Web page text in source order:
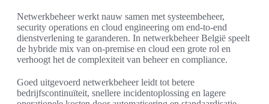
Netwerkbeheer werkt nauw samen met systeembeheer,
security operations en cloud engineering om end-to-end
dienstverlening te garanderen. In netwerkbeheer België speelt
de hybride mix van on-premise en cloud een grote rol en
verhoogt het de complexiteit van beheer en compliance.
Goed uitgevoerd netwerkbeheer leidt tot betere
bedrijfscontinuïteit, snellere incidentoplossing en lagere